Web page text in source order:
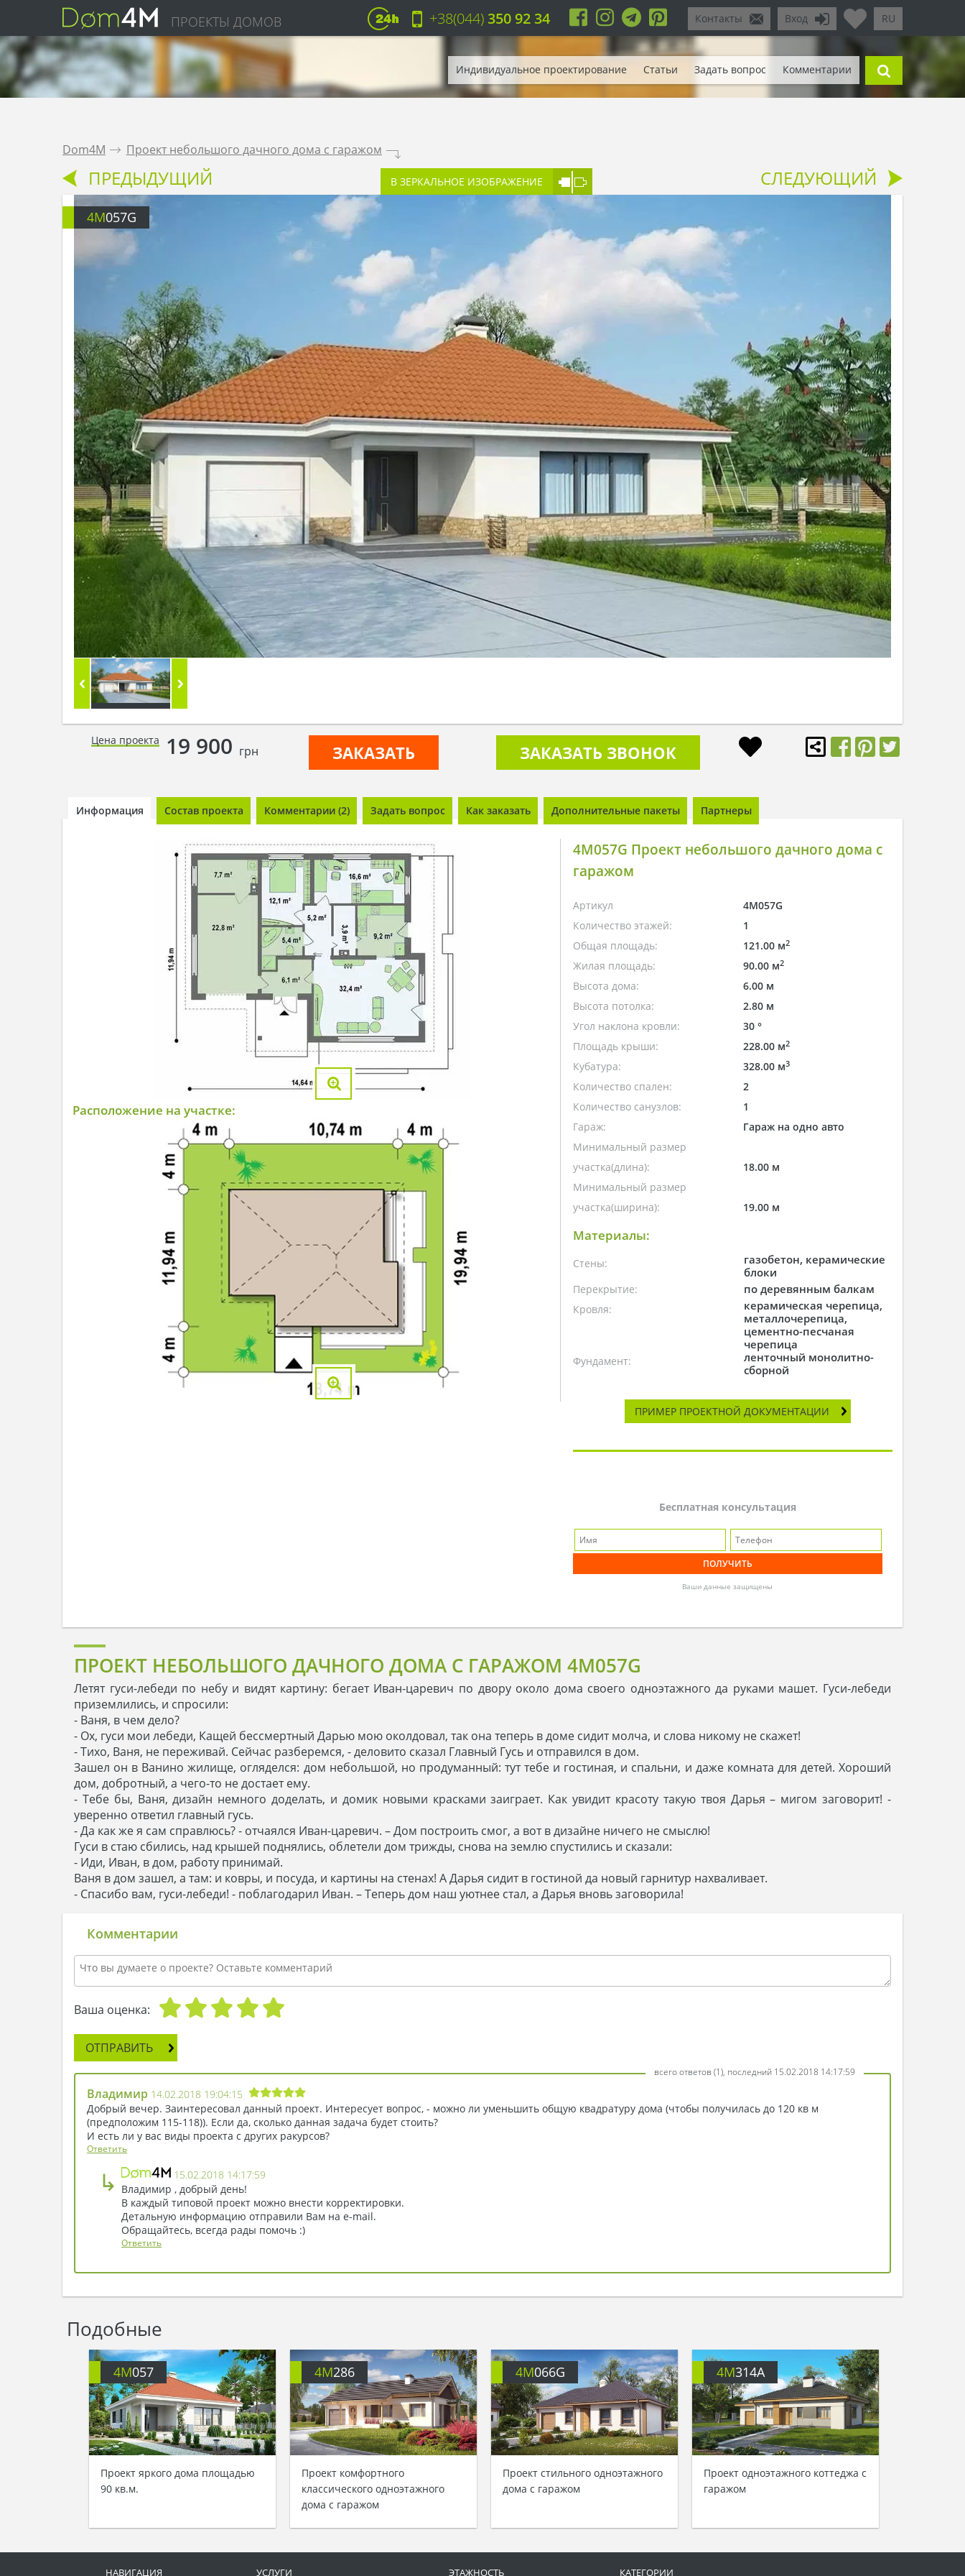
ПРОЕКТЫ ДОМОВ RU
Вход
Контакты
+38(044)350 92 34
Индивидуальное проектирование Статьи Задать вопрос Комментарии
Dom4M . Проект небольшого дачного дома с гаражом .
ПРЕДЫДУЩИЙ В ЗЕРКАЛЬНОЕ ИЗОБРАЖЕНИЕ СЛЕДУЮЩИЙ
4M057G
Цена проекта 19 900 грн ЗАКАЗАТЬ ЗАКАЗАТЬ ЗВОНОК
Информация Состав проекта Комментарии (2) Задать вопрос Как заказать Дополнительные пакеты Партнеры
Расположение на участке:
4M057G Проект небольшого дачного дома с
гаражом
Артикул
4M057G
Количество этажей:
1
Общая площадь:
121.00 м2
Жилая площадь: 90.00 м2
Высота дома:
6.00 м
Высота потолка:
2.80 м
Угол наклона кровли:
30 °
Площадь крыши:
228.00 м2
Кубатура: 328.00 м3
Количество спален:
2
Количество санузлов:
1
Гараж:
Гараж на одно авто
Минимальный размер
участка(длина):
18.00 м
Минимальный размер
участка(ширина):
19.00 м
Материалы:
Стены:
газобетон, керамические
блоки
Перекрытие: по деревянным балкам
Кровля:
керамическая черепица,
металлочерепица,
цементно-песчаная
черепица
Фундамент:
ленточный монолитно-
сборной
ПРИМЕР ПРОЕКТНОЙ ДОКУМЕНТАЦИИ
Бесплатная консультация
Ваши данные защищены
ПРОЕКТ НЕБОЛЬШОГО ДАЧНОГО ДОМА С ГАРАЖОМ 4M057G
Летят гуси-лебеди по небу и видят картину: бегает Иван-царевич по двору около дома своего одноэтажного да руками машет. Гуси-лебеди
приземлились, и спросили:
- Ваня, в чем дело?
- Ох, гуси мои лебеди, Кащей бессмертный Дарью мою околдовал, так она теперь в доме сидит молча, и слова никому не скажет!
- Тихо, Ваня, не переживай. Сейчас разберемся, - деловито сказал Главный Гусь и отправился в дом.
Зашел он в Ванино жилище, огляделся: дом небольшой, но продуманный: тут тебе и гостиная, и спальни, и даже комната для детей. Хороший
дом, добротный, а чего-то не достает ему.
- Тебе бы, Ваня, дизайн немного доделать, и домик новыми красками заиграет. Как увидит красоту такую твоя Дарья – мигом заговорит! -
уверенно ответил главный гусь.
- Да как же я сам справлюсь? - отчаялся Иван-царевич. – Дом построить смог, а вот в дизайне ничего не смыслю!
Гуси в стаю сбились, над крышей поднялись, облетели дом трижды, снова на землю спустились и сказали:
- Иди, Иван, в дом, работу принимай.
Ваня в дом зашел, а там: и ковры, и посуда, и картины на стенах! А Дарья сидит в гостиной да новый гарнитур нахваливает.
- Спасибо вам, гуси-лебеди! - поблагодарил Иван. – Теперь дом наш уютнее стал, а Дарья вновь заговорила!
Комментарии
Ваша оценка:
ОТПРАВИТЬ
всего ответов (1), последний 15.02.2018 14:17:59
Владимир 14.02.2018 19:04:15
Добрый вечер. Заинтересовал данный проект. Интересует вопрос, - можно ли уменьшить общую квадратуру дома (чтобы получилась до 120 кв м
(предположим 115-118)). Если да, сколько данная задача будет стоить?
И есть ли у вас виды проекта с других ракурсов?
Ответить
↳
15.02.2018 14:17:59
Владимир , добрый день!
В каждый типовой проект можно внести корректировки.
Детальную информацию отправили Вам на e-mail.
Обращайтесь, всегда рады помочь :)
Ответить
Подобные
4M057
Проект яркого дома площадью
90 кв.м.
4M286
Проект комфортного
классического одноэтажного
дома с гаражом
4M066G
Проект стильного одноэтажного
дома с гаражом
4M314A
Проект одноэтажного коттеджа с
гаражом
НАВИГАЦИЯ УСЛУГИ ЭТАЖНОСТЬ КАТЕГОРИИ